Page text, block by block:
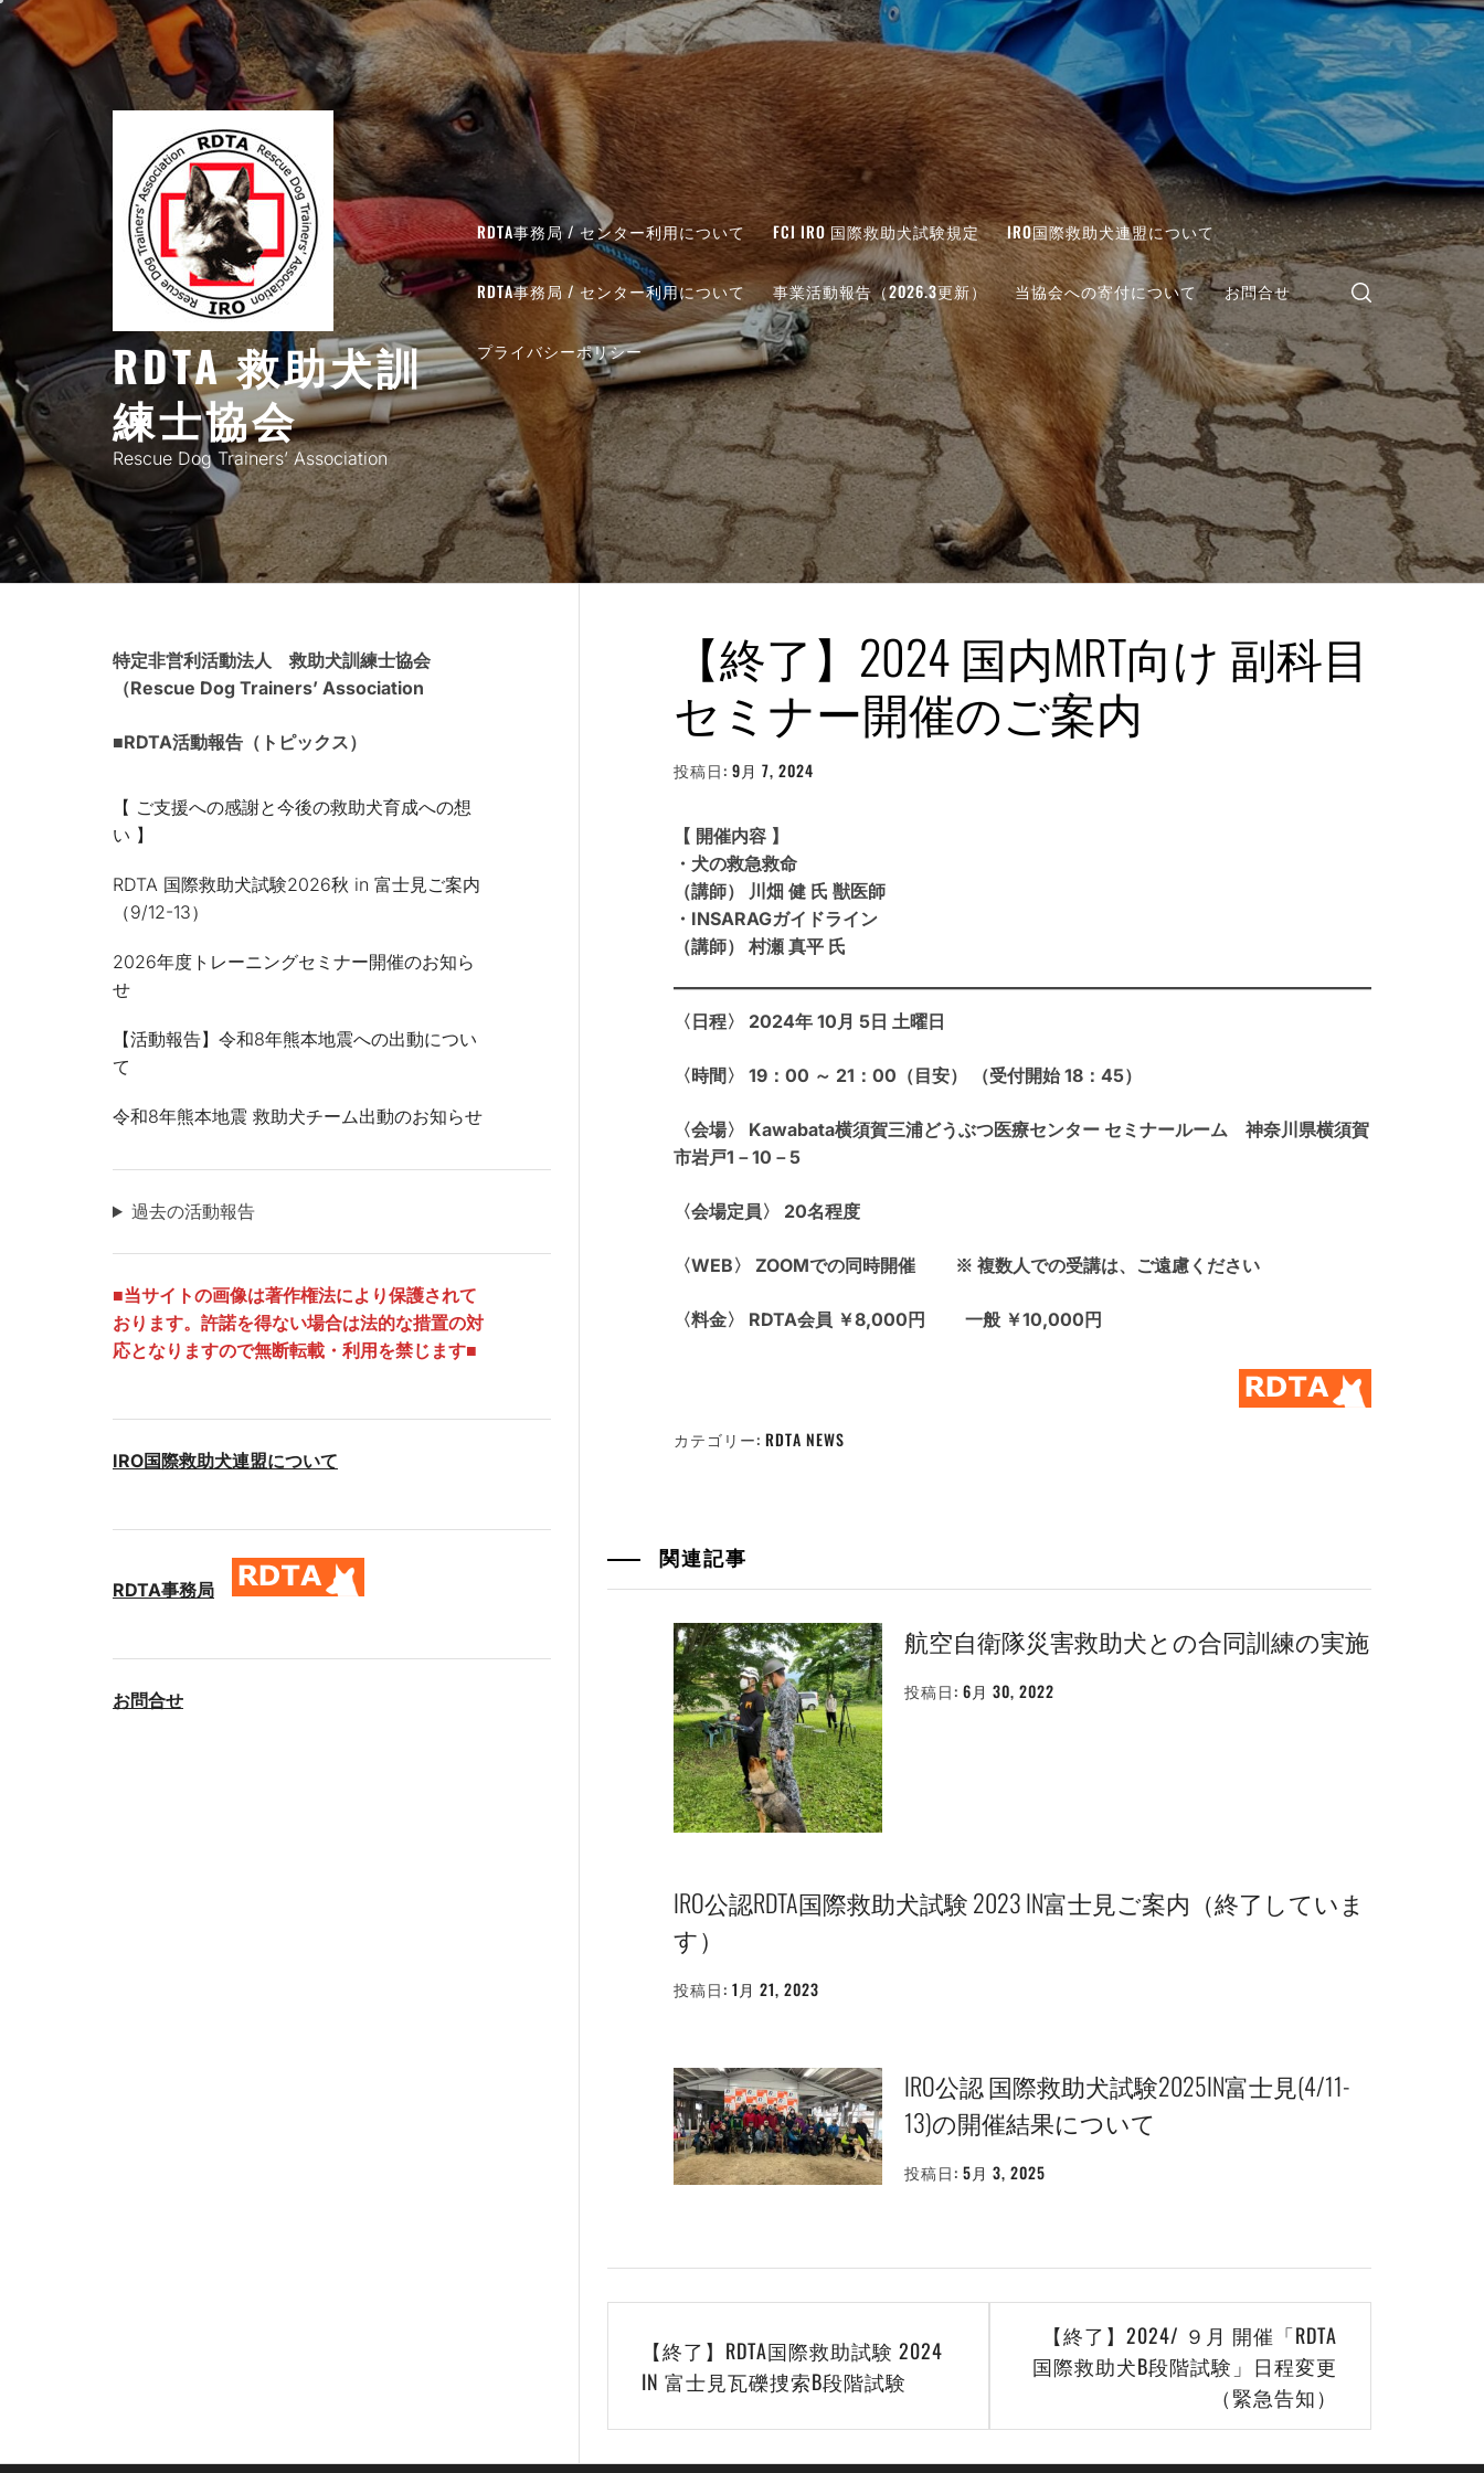
コ
ン
へ
ス
RDTA 救助犬訓
練士協会
Rescue Dog Trainers’ Association
RDTA事務局 / センター利用について FCI IRO 国際救助犬試験規定 IRO国際救助犬連盟について
RDTA事務局 / センター利用について 事業活動報告（2026.3更新） 当協会への寄付について お問合せ
プライバシーポリシー
【終了】2024 国内MRT向け 副科目
セミナー開催のご案内
投稿日: 9月 7, 2024
【 開催内容 】
・犬の救急救命
（講師） 川畑 健 氏 獣医師
・INSARAGガイドライン
（講師） 村瀬 真平 氏
〈日程〉 2024年 10月 5日 土曜日
〈時間〉 19：00 ～ 21：00（目安） （受付開始 18：45）
〈会場〉 Kawabata横須賀三浦どうぶつ医療センター セミナールーム 神奈川県横須賀
市岩戸1－10－5
〈会場定員〉 20名程度
〈WEB〉 ZOOMでの同時開催 ※ 複数人での受講は、ご遠慮ください
〈料金〉 RDTA会員 ￥8,000円 一般 ￥10,000円
カテゴリー: RDTA NEWS
関連記事
航空自衛隊災害救助犬との合同訓練の実施
投稿日:6月 30, 2022
IRO公認RDTA国際救助犬試験 2023 IN富士見ご案内（終了していま
す）
投稿日: 1月 21, 2023
IRO公認 国際救助犬試験2025IN富士見(4/11-
13)の開催結果について
投稿日:5月 3, 2025
【終了】RDTA国際救助試験 2024
IN 富士見瓦礫捜索B段階試験
【終了】2024/ ９月 開催「RDTA
国際救助犬B段階試験」日程変更
（緊急告知）
特定非営利活動法人 救助犬訓練士協会
（Rescue Dog Trainers’ Association
■RDTA活動報告（トピックス）
【 ご支援への感謝と今後の救助犬育成への想
い 】
RDTA 国際救助犬試験2026秋 in 富士見ご案内
（9/12-13）
2026年度トレーニングセミナー開催のお知ら
せ
【活動報告】令和8年熊本地震への出動につい
て
令和8年熊本地震 救助犬チーム出動のお知らせ
過去の活動報告
■当サイトの画像は著作権法により保護されて
おります。許諾を得ない場合は法的な措置の対
応となりますので無断転載・利用を禁じます■
IRO国際救助犬連盟について
RDTA事務局
お問合せ